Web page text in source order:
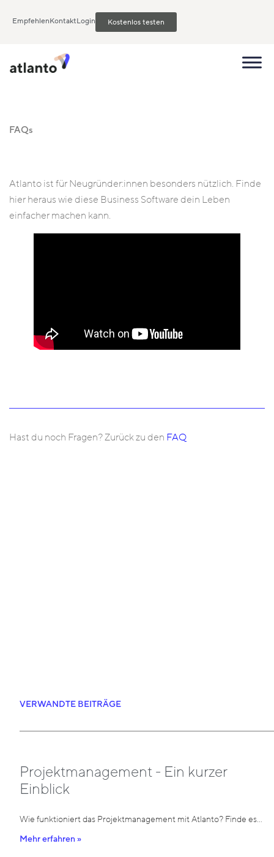
EmpfehlenKontaktLogin Kostenlos testen
FAQs
Atlanto ist für Neugründer:innen besonders nützlich. Finde
hier heraus wie diese Business Software dein Leben
einfacher machen kann.
Hast du noch Fragen? Zurück zu den FAQ
VERWANDTE BEITRÄGE
Projektmanagement - Ein kurzer
Einblick
Wie funktioniert das Projektmanagement mit Atlanto? Finde es…
Mehr erfahren »